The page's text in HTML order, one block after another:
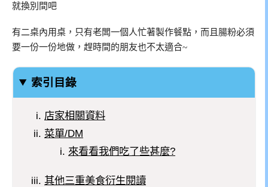
就換別間吧
有二桌內用桌，只有老闆一個人忙著製作餐點，而且腸粉必須
要一份一份地做，趕時間的朋友也不太適合~
索引目錄
店家相關資料
菜單/DM
來看看我們吃了些甚麼?
其他三重美食衍生閱讀